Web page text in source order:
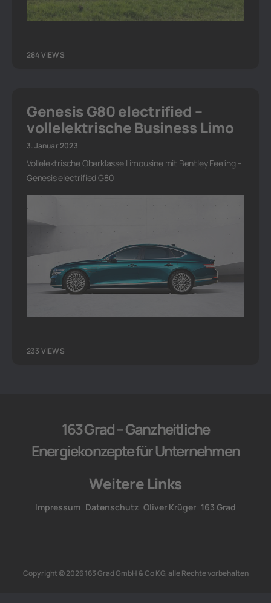
284 VIEWS
Genesis G80 electrified –
vollelektrische Business Limo
3. Januar 2023
Vollelektrische Oberklasse Limousine mit Bentley Feeling -
Genesis electrified G80
233 VIEWS
163 Grad – Ganzheitliche
Energiekonzepte für Unternehmen
Weitere Links
Impressum Datenschutz Oliver Krüger 163 Grad
Copyright © 2026 163 Grad GmbH & Co KG, alle Rechte vorbehalten